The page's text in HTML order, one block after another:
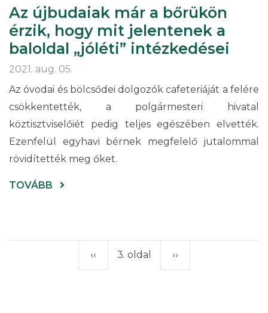
Az újbudaiak már a bőrükön
érzik, hogy mit jelentenek a
baloldal „jóléti” intézkedései
2021. aug. 05.
Az óvodai és bölcsődei dolgozók cafeteriáját a felére
csökkentették, a polgármesteri hivatal
köztisztviselőiét pedig teljes egészében elvették.
Ezenfelül egyhavi bérnek megfelelő jutalommal
rövidítették meg őket.
TOVÁBB
(AZ
HOGY
JELENTENEK
Oldalszámozás
Előző
‹‹ 3. oldal Következő
››